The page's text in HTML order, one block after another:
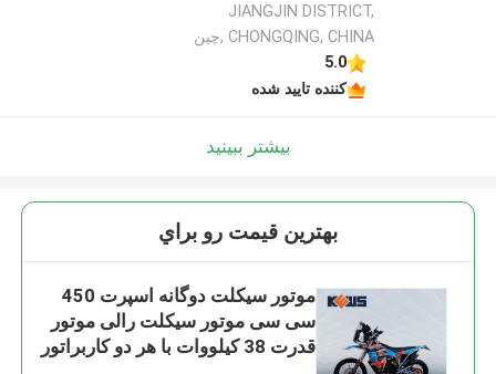
JIANGJIN DISTRICT,
CHONGQING, CHINA ,چین
5.0
کننده تایید شده
بیشتر ببینید
بهترين قيمت رو براي
موتور سیکلت دوگانه اسپرت 450
سی سی موتور سیکلت رالی موتور
قدرت 38 کیلووات با هر دو کاربراتور